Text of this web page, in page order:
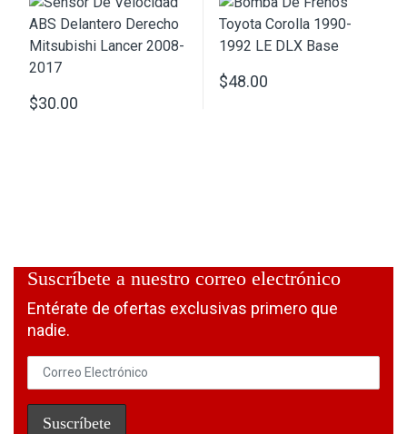
$30.00
$48.00
Suscríbete a nuestro correo electrónico
Entérate de ofertas exclusivas primero que
nadie.